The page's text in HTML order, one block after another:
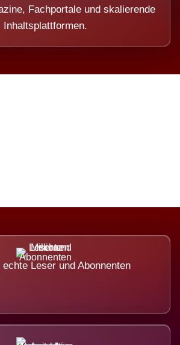
Fachportale und skalierende
Inhaltsplattformen.
echte Leser und Abonnenten